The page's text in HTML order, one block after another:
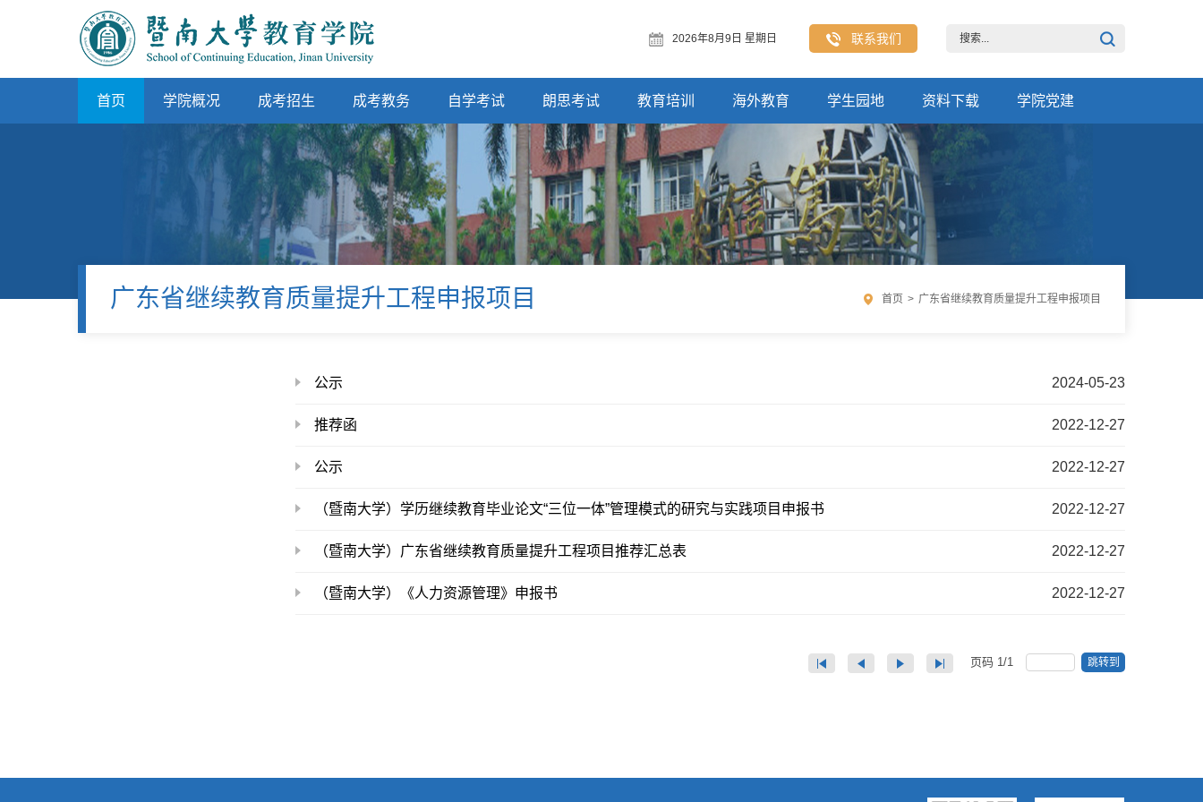
2026年8月9日 星期日 联系我们
首页 学院概况 成考招生 成考教务 自学考试 朗思考试 教育培训 海外教育 学生园地 资料下载 学院党建
广东省继续教育质量提升工程申报项目 首页 > 广东省继续教育质量提升工程申报项目
公示 2024-05-23
推荐函 2022-12-27
公示 2022-12-27
（暨南大学）学历继续教育毕业论文“三位一体”管理模式的研究与实践项目申报书 2022-12-27
（暨南大学）广东省继续教育质量提升工程项目推荐汇总表 2022-12-27
（暨南大学）《人力资源管理》申报书 2022-12-27
页码 1/1 跳转到